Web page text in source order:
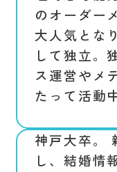
のオーダー
大人気とな
して独立。
ス運営やメ
たって活動中
神戸大卒。
し、結婚情